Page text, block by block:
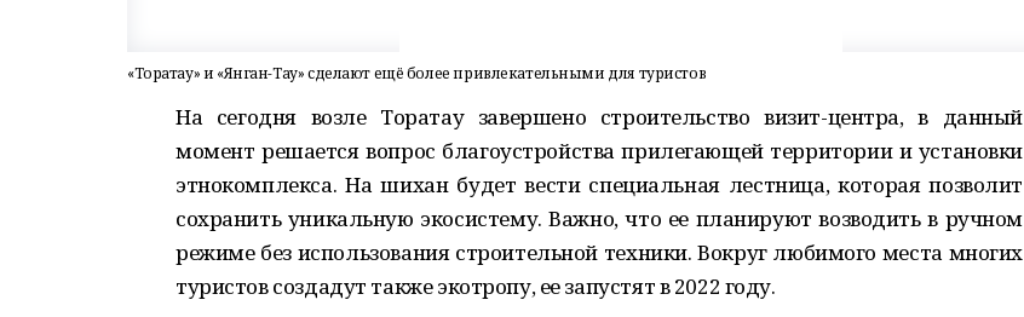
«Торатау» и «Янган-Тау» сделают ещё более привлекательными для туристов
На сегодня возле Торатау завершено строительство визит-центра, в данный
момент решается вопрос благоустройства прилегающей территории и установки
этнокомплекса. На шихан будет вести специальная лестница, которая позволит
сохранить уникальную экосистему. Важно, что ее планируют возводить в ручном
режиме без использования строительной техники. Вокруг любимого места многих
туристов создадут также экотропу, ее запустят в 2022 году.